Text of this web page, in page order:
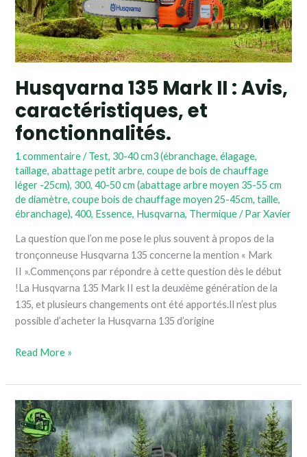
Husqvarna 135 Mark II : Avis,
caractéristiques, et
fonctionnalités.
1 commentaire /Test, 30-40 cm3 (ébranchage, élagage,
taillage, abattage petit arbre, coupe de bois de chauffage
léger -25cm), 300,40-50 cm (abattage arbre moyen 35-55 cm
de diamètre, coupe bois de chauffage moyen 25-45cm, taille,
ébranchage),400, Essence, Husqvarna, Thermique/ ParXavier
La question que l’on me pose le plus souvent à propos de la
tronçonneuse Husqvarna 135 concerne la mention « Mark
II ».Commençons par répondre à cette question dès le début
!La Husqvarna 135 Mark II est la deuxième génération de la
135, et plusieurs changements ont été apportés.Il n’est plus
possible d’acheter la Husqvarna 135 d’origine
Avis,
caractéristiques,
et
fonctionnalités.
Read More »
Notre
avis
complet